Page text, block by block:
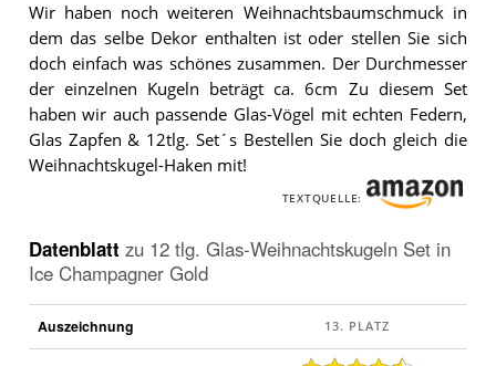
Weihnachtskugeln
Set
in
Ice
Champagner
Gold .
Wir haben noch weiteren Weihnachtsbaumschmuck in
dem das selbe Dekor enthalten ist oder stellen Sie sich
doch einfach was schönes zusammen. Der Durchmesser
der einzelnen Kugeln beträgt ca. 6cm Zu diesem Set
haben wir auch passende Glas-Vögel mit echten Federn,
Glas Zapfen & 12tlg. Set´s Bestellen Sie doch gleich die
Weihnachtskugel-Haken mit!
TEXTQUELLE:
Datenblatt zu 12 tlg. Glas-Weihnachtskugeln Set in
Ice Champagner Gold
Auszeichnung